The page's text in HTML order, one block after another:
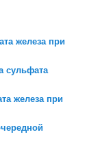
железа при
сульфата
железа при